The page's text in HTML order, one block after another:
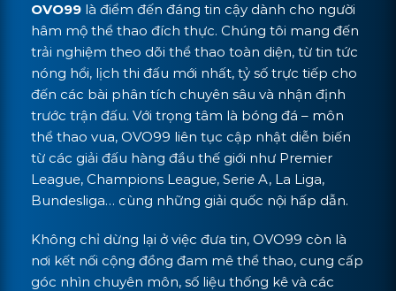
OVO99 là điểm đến đáng tin cậy dành cho người
hâm mộ thể thao đích thực. Chúng tôi mang đến
trải nghiệm theo dõi thể thao toàn diện, từ tin tức
nóng hổi, lịch thi đấu mới nhất, tỷ số trực tiếp cho
đến các bài phân tích chuyên sâu và nhận định
trước trận đấu. Với trọng tâm là bóng đá – môn
thể thao vua, OVO99 liên tục cập nhật diễn biến
từ các giải đấu hàng đầu thế giới như Premier
League, Champions League, Serie A, La Liga,
Bundesliga… cùng những giải quốc nội hấp dẫn.
Không chỉ dừng lại ở việc đưa tin, OVO99 còn là
nơi kết nối cộng đồng đam mê thể thao, cung cấp
góc nhìn chuyên môn, số liệu thống kê và các